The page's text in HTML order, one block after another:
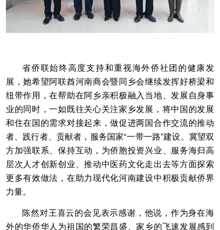
省侨联始终高度支持和重视海外侨社团的健康发
展，她希望阿联酋河南商会暨同乡会继续发挥好桥梁和
纽带作用，在帮助在阿乡亲积极融入当地、发展自身事
业的同时，一如既往关心关注家乡发展，将中国的发展
和住在国的需求对接起来，做促进两国合作交流的推动
者、践行者、贡献者，服务国家“一带一路”建设。冀望双
方加强联系、保持互动，为侨胞投资兴业、服务海归高
层次人才创新创业、推动中医药文化走出去等方面探索
更多有效做法，在助力现代化河南建设中积极贡献侨界
力量。
陈然对王喜云的会见表示感谢，他说，作为身在海
外的华侨华人为祖国的繁荣昌盛、家乡的飞速发展感到